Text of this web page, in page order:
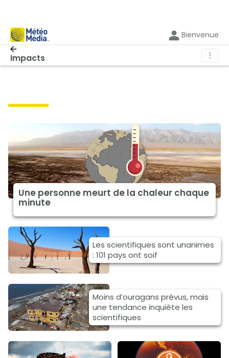
Bienvenue
Impacts ⋮
Une personne meurt de la chaleur chaque
minute
Les scientifiques sont unanimes
: 101 pays ont soif
Moins d’ouragans prévus, mais
une tendance inquiète les
scientifiques